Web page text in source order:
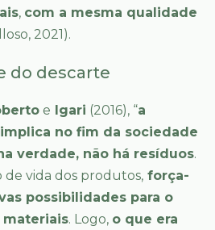
, com a mesma qualidade
2021).
do descarte
e Igari (2016), “a
no fim da sociedade
verdade, não há resíduos.
de vida dos produtos, força-
possibilidades para o
materiais. Logo, o que era